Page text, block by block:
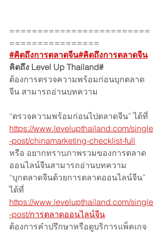
=========================
================
#คิดถึงการตลาดจีน#คิดถึงการตลาดจีน
คิดถึง Level Up Thailand#
ต้องการตรวจความพร้อมก่อนบุกตลาด
จีน สามารถอ่านบทความ
“ตรวจความพร้อมก่อนไปตลาดจีน” ได้ที่
https://www.levelupthailand.com/single
-post/chinamarketing-checklist-full
หรือ อยากทราบภาพรวมของการตลาด
ออนไลน์จีนสามารถอ่านบทความ
“บุกตลาดจีนด้วยการตลาดออนไลน์จีน”
ได้ที่
https://www.levelupthailand.com/single
-post/การตลาดออนไลน์จีน
ต้องการคำปรึกษาหรือดูบริการแพ็คเกจ